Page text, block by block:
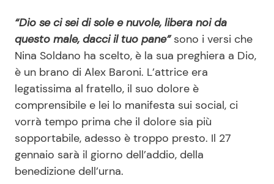
“Dio se ci sei di sole e nuvole, libera noi da
questo male, dacci il tuo pane”sono i versi che
Nina Soldano ha scelto, è la sua preghiera a Dio,
è un brano di Alex Baroni. L’attrice era
legatissima al fratello, il suo dolore è
comprensibile e lei lo manifesta sui social, ci
vorrà tempo prima che il dolore sia più
sopportabile, adesso è troppo presto. Il 27
gennaio sarà il giorno dell’addio, della
benedizione dell’urna.